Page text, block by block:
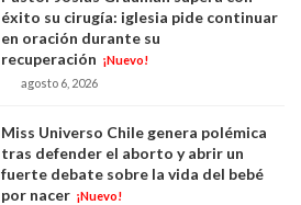
éxito su cirugía: iglesia pide continuar
en oración durante su
recuperación ¡Nuevo!
agosto 6, 2026
Miss Universo Chile genera polémica
tras defender el aborto y abrir un
fuerte debate sobre la vida del bebé
por nacer ¡Nuevo!